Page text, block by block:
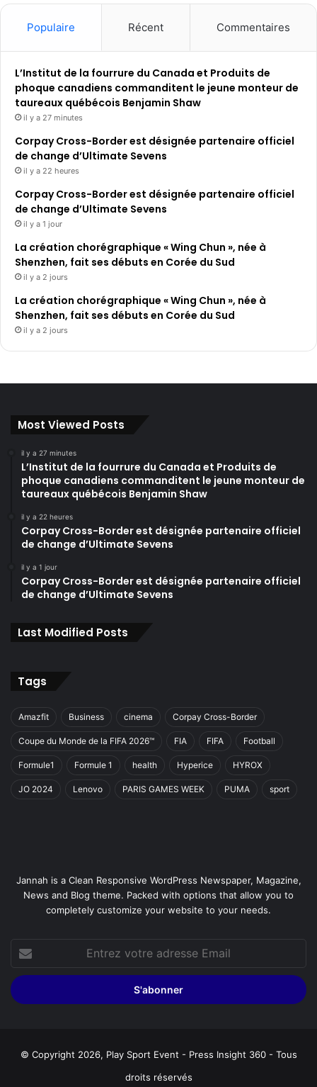
Populaire Récent Commentaires
L’Institut de la fourrure du Canada et Produits de
phoque canadiens commanditent le jeune monteur de
taureaux québécois Benjamin Shaw
il y a 27 minutes
Corpay Cross-Border est désignée partenaire officiel
de change d’Ultimate Sevens
il y a 22 heures
Corpay Cross-Border est désignée partenaire officiel
de change d’Ultimate Sevens
il y a 1 jour
La création chorégraphique « Wing Chun », née à
Shenzhen, fait ses débuts en Corée du Sud
il y a 2 jours
La création chorégraphique « Wing Chun », née à
Shenzhen, fait ses débuts en Corée du Sud
il y a 2 jours
Most Viewed Posts
il y a 27 minutes
L’Institut de la fourrure du Canada et Produits de
phoque canadiens commanditent le jeune monteur de
taureaux québécois Benjamin Shaw
il y a 22 heures
Corpay Cross-Border est désignée partenaire officiel
de change d’Ultimate Sevens
il y a 1 jour
Corpay Cross-Border est désignée partenaire officiel
de change d’Ultimate Sevens
Last Modified Posts
Tags
Amazfit Business cinema Corpay Cross-Border
Coupe du Monde de la FIFA 2026™ FIA FIFA Football
Formule1 Formule 1 health Hyperice HYROX
JO 2024 Lenovo PARIS GAMES WEEK PUMA sport
Jannah is a Clean Responsive WordPress Newspaper, Magazine,
News and Blog theme. Packed with options that allow you to
completely customize your website to your needs.
votre
adresse
Email
© Copyright 2026, Play Sport Event - Press Insight 360 - Tous
droits réservés